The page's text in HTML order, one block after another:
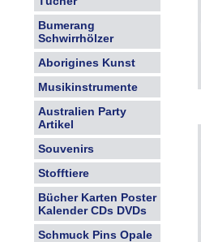
Bumerang
Schwirrhölzer
Aborigines Kunst
Musikinstrumente
Australien Party
Artikel
Souvenirs
Stofftiere
Bücher Karten Poster
Kalender CDs DVDs
Schmuck Pins Opale